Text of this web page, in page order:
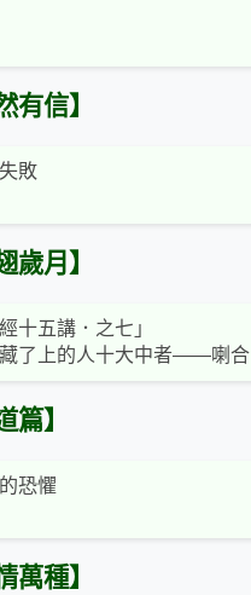
有信】
敗
歲月】
經十五講．之七」
了上的人十大中者——喇合
篇】
恐懼
萬種】